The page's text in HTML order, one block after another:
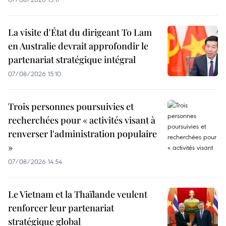
La visite d'État du dirigeant To Lam
en Australie devrait approfondir le
partenariat stratégique intégral
07/08/2026 15:10
Trois personnes poursuivies et
recherchées pour « activités visant à
renverser l'administration populaire
»
07/08/2026 14:54
Le Vietnam et la Thaïlande veulent
renforcer leur partenariat
stratégique global